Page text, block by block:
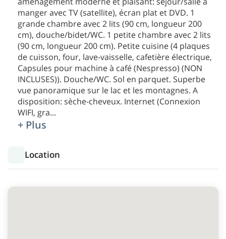
manger avec TV (satellite), écran plat et DVD. 1
grande chambre avec 2 lits (90 cm, longueur 200
cm), douche/bidet/WC. 1 petite chambre avec 2 lits
(90 cm, longueur 200 cm). Petite cuisine (4 plaques
de cuisson, four, lave-vaisselle, cafetière électrique,
Capsules pour machine à café (Nespresso) (NON
INCLUSES)). Douche/WC. Sol en parquet. Superbe
vue panoramique sur le lac et les montagnes. A
disposition: sèche-cheveux. Internet (Connexion
WIFI, gra...
+ Plus
Location